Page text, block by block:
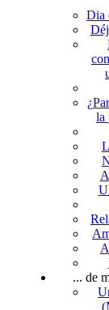
Dia
la
... de